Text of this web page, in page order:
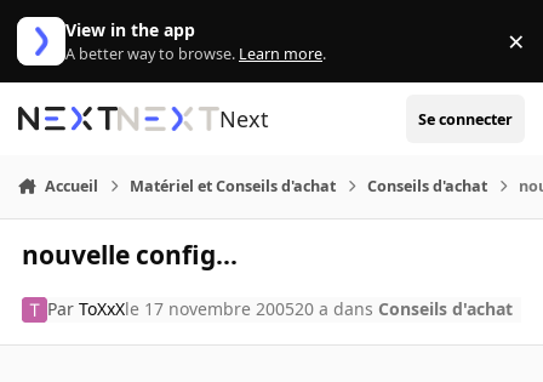
Aller au contenu
View in the app
A better way to browse. Learn more. ×
Next Se connecter
Accueil Matériel et Conseils d'achat Conseils d'achat
nouvelle config...
ParToXxXle 17 novembre 200520 a dans Conseils d'achat